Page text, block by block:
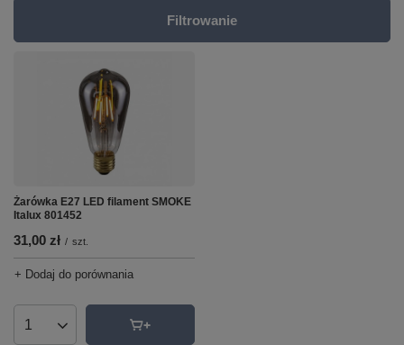
Filtrowanie
Żarówka E27 LED filament SMOKE
Italux 801452
31,00 zł / szt.
+ Dodaj do porównania
Ilość produktów